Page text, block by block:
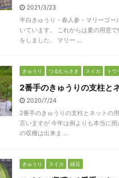
2021/3/23
半白きゅうり・春人参・マリーゴ
いています。 これからは夏の用意
をしました。 マリー ...
きゅうり つるむらさき スイカ トウ
2番手のきゅうりの支柱と
2020/7/24
2番手のきゅうりの支柱とネットの
言いますが 今年は例よりも本当に
の収穫は出来ま ...
きゅうり スイカ 緑豆